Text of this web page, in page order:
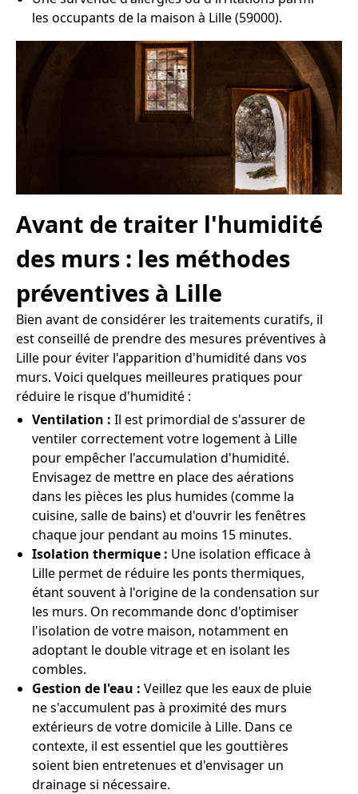
les occupants de la maison à Lille (59000).
Avant de traiter l'humidité
des murs : les méthodes
préventives à Lille
Bien avant de considérer les traitements curatifs, il
est conseillé de prendre des mesures préventives à
Lille pour éviter l'apparition d'humidité dans vos
murs. Voici quelques meilleures pratiques pour
réduire le risque d'humidité :
Ventilation : Il est primordial de s'assurer de
ventiler correctement votre logement à Lille
pour empêcher l'accumulation d'humidité.
Envisagez de mettre en place des aérations
dans les pièces les plus humides (comme la
cuisine, salle de bains) et d'ouvrir les fenêtres
chaque jour pendant au moins 15 minutes.
Isolation thermique : Une isolation efficace à
Lille permet de réduire les ponts thermiques,
étant souvent à l'origine de la condensation sur
les murs. On recommande donc d'optimiser
l'isolation de votre maison, notamment en
adoptant le double vitrage et en isolant les
combles.
Gestion de l'eau : Veillez que les eaux de pluie
ne s'accumulent pas à proximité des murs
extérieurs de votre domicile à Lille. Dans ce
contexte, il est essentiel que les gouttières
soient bien entretenues et d'envisager un
drainage si nécessaire.